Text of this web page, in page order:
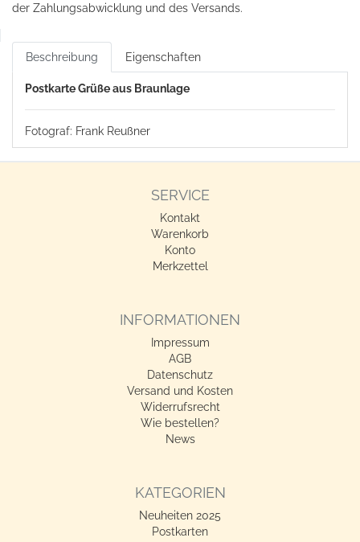
der Zahlungsabwicklung und des Versands.
Beschreibung Eigenschaften
Postkarte Grüße aus Braunlage
Fotograf: Frank Reußner
SERVICE
Kontakt
Warenkorb
Konto
Merkzettel
INFORMATIONEN
Impressum
AGB
Datenschutz
Versand und Kosten
Widerrufsrecht
Wie bestellen?
News
KATEGORIEN
Neuheiten 2025
Postkarten